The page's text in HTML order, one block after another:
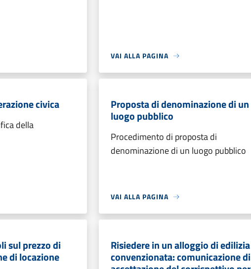
VAI ALLA PAGINA
civica
della
Proposta di denominazione di un
luogo pubblico
Procedimento di proposta di
denominazione di un luogo pubblico
VAI ALLA PAGINA
sul prezzo di
di locazione
Risiedere in un alloggio di edilizia
convenzionata: comunicazione di